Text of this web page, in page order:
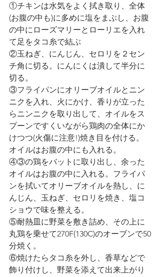
①チキンは水気をよく拭き取り、全体
(お腹の中も)に多めに塩をまぶし、お腹
の中にローズマリーとローリエを入れ
て足をタコ糸で結ぶ
②玉ねぎ、にんじん、セロリを２セン
チ角に切る。にんにくは潰して半分に
切る。
③フライパンにオリーブオイルとニン
ニクを入れ、火にかけ、香りが立った
らニンニクを取り出して、オイルをス
プーンですくいながら鶏肉の全体にか
けつつ(火傷に注意!)焼き目を付ける。
オイルはお腹の中にも入れる。
④③の鶏をバットに取り出し、余った
オイルはお腹の中に入れる。フライパ
ンを拭いてオリーブオイルを熱し、に
んじん、玉ねぎ、セロリを焼き、塩コ
ショウで味を整える。
⑤耐熱皿に野菜を敷き詰め、その上に
丸鶏を乗せて270F(130C)のオーブンで50
分焼く。
⑥焼けたらタコ糸を外し、香草などで
飾り付けし、野菜を添えて出来上がり